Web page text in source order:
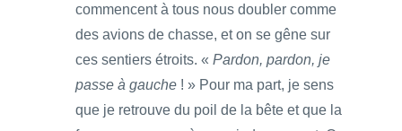
commencent à tous nous doubler comme
des avions de chasse, et on se gêne sur
ces sentiers étroits. « Pardon, pardon, je
passe à gauche ! » Pour ma part, je sens
que je retrouve du poil de la bête et que la